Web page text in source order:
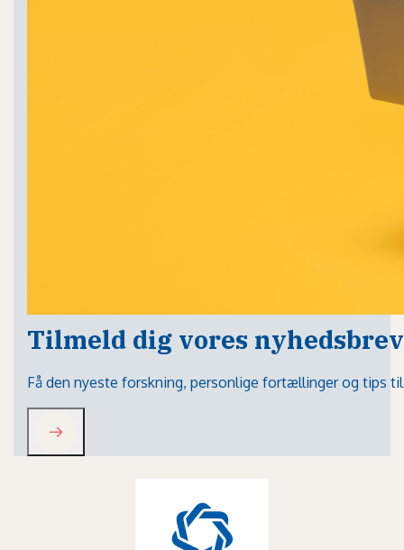
Tilmeld dig vores nyhedsbrev
Få den nyeste forskning, personlige fortællinger og tips